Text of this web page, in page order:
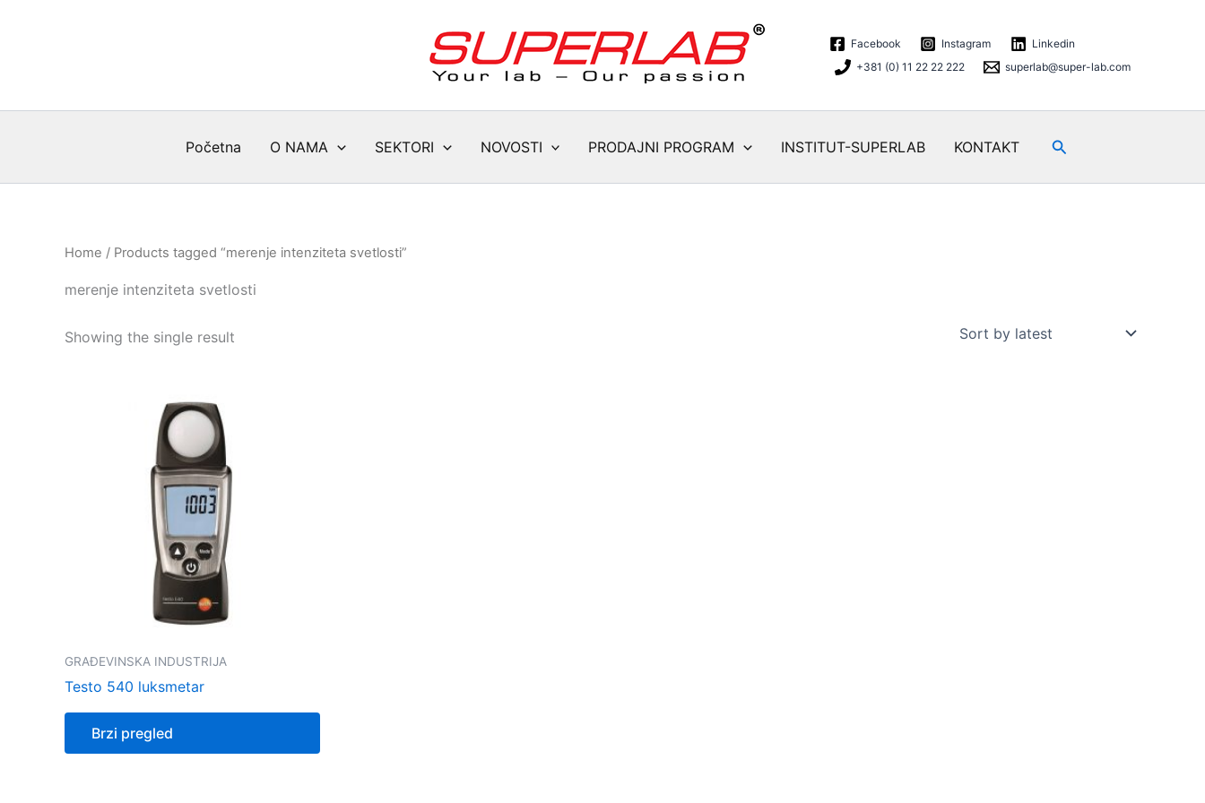
Facebook Instagram
Linkedin
+381 (0) 11 22 22 222
superlab@super-lab.com
Početna O NAMA SEKTORI NOVOSTI PRODAJNI PROGRAM INSTITUT-SUPERLAB KONTAKT Search
Home / Products tagged “merenje intenziteta svetlosti”
merenje intenziteta svetlosti
Showing the single result
GRAĐEVINSKA INDUSTRIJA
Testo 540 luksmetar
Brzi pregled